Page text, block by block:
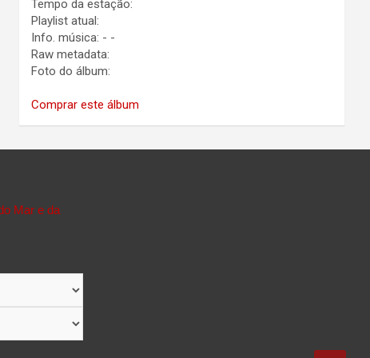
Tempo da estação:
Playlist atual:
Info. música: - -
Raw metadata:
Foto do álbum:
Comprar este álbum